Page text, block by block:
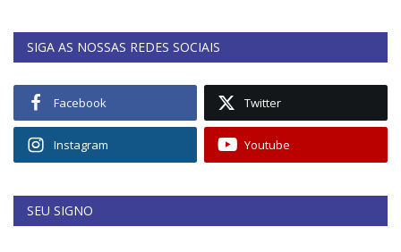
SIGA AS NOSSAS REDES SOCIAIS
Facebook Twitter
Instagram Youtube
SEU SIGNO